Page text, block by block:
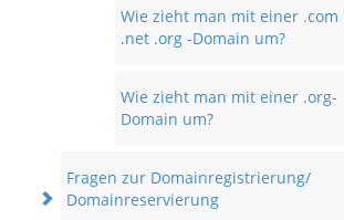
Wie zieht man mit einer .com
.net .org -Domain um?
Wie zieht man mit einer .org-
Domain um?
Fragen zur Domainregistrierung/
Domainreservierung